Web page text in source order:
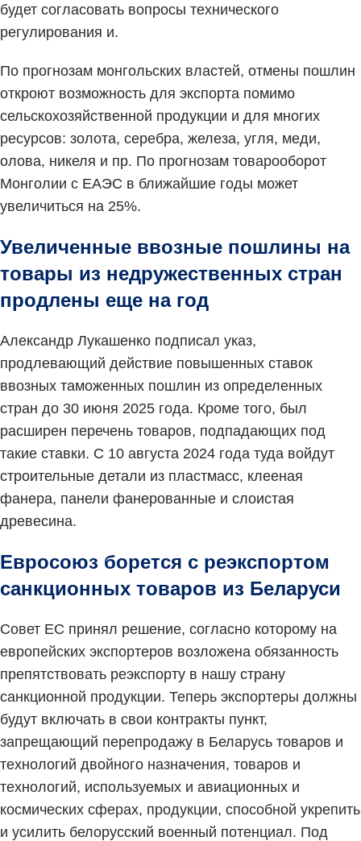
будет согласовать вопросы технического
регулирования и.
По прогнозам монгольских властей, отмены пошлин
откроют возможность для экспорта помимо
сельскохозяйственной продукции и для многих
ресурсов: золота, серебра, железа, угля, меди,
олова, никеля и пр. По прогнозам товарооборот
Монголии с ЕАЭС в ближайшие годы может
увеличиться на 25%.
Увеличенные ввозные пошлины на
товары из недружественных стран
продлены еще на год
Александр Лукашенко подписал указ,
продлевающий действие повышенных ставок
ввозных таможенных пошлин из определенных
стран до 30 июня 2025 года. Кроме того, был
расширен перечень товаров, подпадающих под
такие ставки. С 10 августа 2024 года туда войдут
строительные детали из пластмасс, клееная
фанера, панели фанерованные и слоистая
древесина.
Евросоюз борется с реэкспортом
санкционных товаров из Беларуси
Совет ЕС принял решение, согласно которому на
европейских экспортеров возложена обязанность
препятствовать реэкспорту в нашу страну
санкционной продукции. Теперь экспортеры должны
будут включать в свои контракты пункт,
запрещающий перепродажу в Беларусь товаров и
технологий двойного назначения, товаров и
технологий, используемых и авиационных и
космических сферах, продукции, способной укрепить
и усилить белорусский военный потенциал. Под